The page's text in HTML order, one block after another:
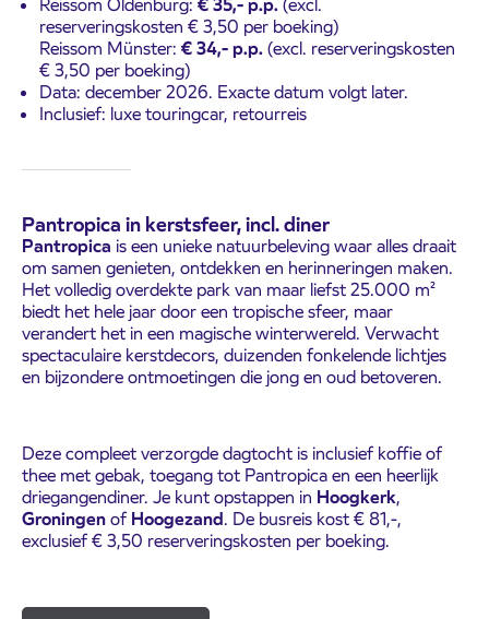
Reissom Oldenburg: € 35,- p.p.(excl.
reserveringskosten € 3,50 per boeking)
Reissom Münster: € 34,- p.p.(excl. reserveringskosten
€ 3,50 per boeking)
Data: december 2026. Exacte datum volgt later.
Inclusief: luxe touringcar, retourreis
Pantropica in kerstsfeer, incl. diner
Pantropica is een unieke natuurbeleving waar alles draait
om samen genieten, ontdekken en herinneringen maken.
Het volledig overdekte park van maar liefst 25.000 m²
biedt het hele jaar door een tropische sfeer, maar
verandert het in een magische winterwereld. Verwacht
spectaculaire kerstdecors, duizenden fonkelende lichtjes
en bijzondere ontmoetingen die jong en oud betoveren.
Deze compleet verzorgde dagtocht is inclusief koffie of
thee met gebak, toegang tot Pantropica en een heerlijk
driegangendiner. Je kunt opstappen in Hoogkerk,
Groningenof Hoogezand. De busreis kost € 81,-,
exclusief € 3,50 reserveringskosten per boeking.